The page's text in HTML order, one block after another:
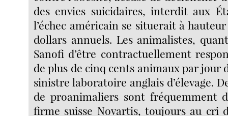
des envies suicidaires, interdit aux
l’échec américain se situerait à
dollars annuels. Les animalistes,
Sanofi d’être contractuellement
de plus de cinq cents animaux par jour
sinistre laboratoire anglais d’élevage.
de proanimaliers sont fréquemment
firme suisse Novartis, toujours au cri